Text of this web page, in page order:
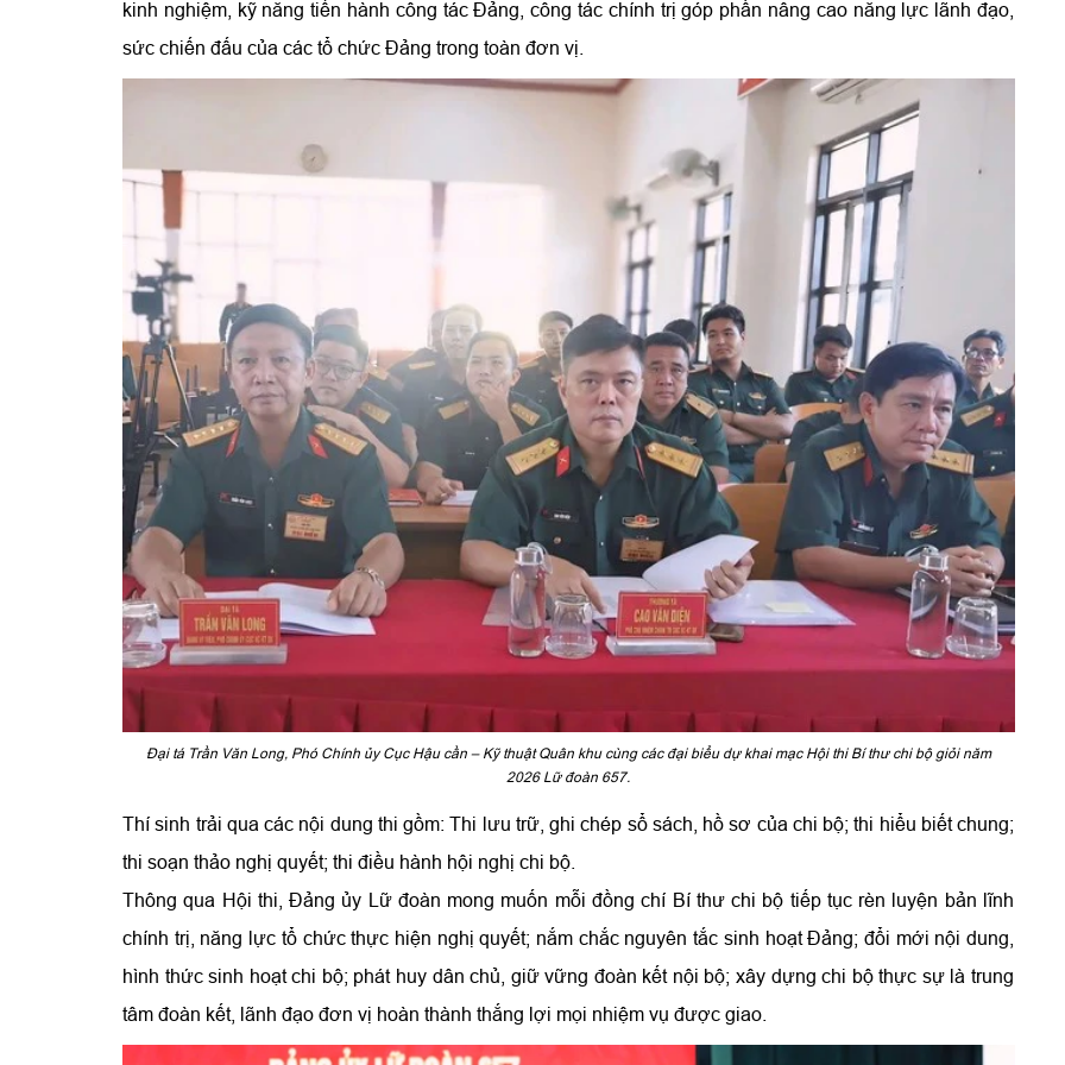
kinh nghiệm, kỹ năng tiến hành công tác Đảng, công tác chính trị góp phần nâng cao năng lực lãnh đạo,
sức chiến đấu của các tổ chức Đảng trong toàn đơn vị.
Đại tá Trần Văn Long, Phó Chính ủy Cục Hậu cần – Kỹ thuật Quân khu cùng các đại biểu dự khai mạc Hội thi Bí thư chi bộ giỏi năm
2026 Lữ đoàn 657.
Thí sinh trải qua các nội dung thi gồm: Thi lưu trữ, ghi chép sổ sách, hồ sơ của chi bộ; thi hiểu biết chung;
thi soạn thảo nghị quyết; thi điều hành hội nghị chi bộ.
Thông qua Hội thi, Đảng ủy Lữ đoàn mong muốn mỗi đồng chí Bí thư chi bộ tiếp tục rèn luyện bản lĩnh
chính trị, năng lực tổ chức thực hiện nghị quyết; nắm chắc nguyên tắc sinh hoạt Đảng; đổi mới nội dung,
hình thức sinh hoạt chi bộ; phát huy dân chủ, giữ vững đoàn kết nội bộ; xây dựng chi bộ thực sự là trung
tâm đoàn kết, lãnh đạo đơn vị hoàn thành thắng lợi mọi nhiệm vụ được giao.